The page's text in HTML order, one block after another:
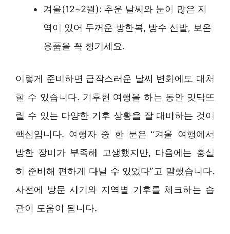
겨울(12~2월): 추운 날씨와 눈이 많은 지
역이 있어 두꺼운 방한복, 방수 신발, 보온
용품을 꼭 챙기세요.
이렇게 준비하면 급작스러운 날씨 변화에도 대처
할 수 있습니다. 기후현 여행을 하는 동안 맞닥뜨
릴 수 있는 다양한 기후 상황을 잘 대비하는 것이
핵심입니다. 여행자 중 한 분은 “겨울 여행에서
방한 장비가 부족해 고생했지만, 다음에는 충실
히 준비해 편하게 다닐 수 있었다”고 말했습니다.
사전에 방문 시기와 지역별 기후를 체크하는 습
관이 도움이 됩니다.